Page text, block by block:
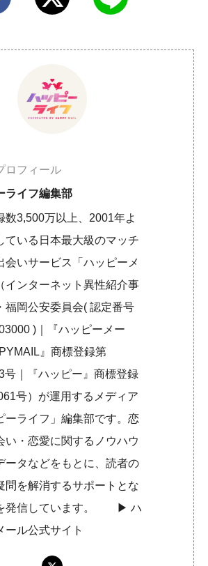
ロフィール
ライフ編集部
数3,500万以上、2001年よ
ている日本最大級のマッチ
会いサービス「ハッピーメ
インターネット異性紹介事
福岡公安委員会( 認定番号
)｜『ハッピーメー
』商標登録第
号｜『ハッピー』商標登録
号）が運用するメディア
ーライフ」編集部です。恋
い・恋愛に関するノウハウ
ータなどをもとに、読者の
問を解消するサポートとな
発信しています。 ▶︎ハ
ール公式サイト